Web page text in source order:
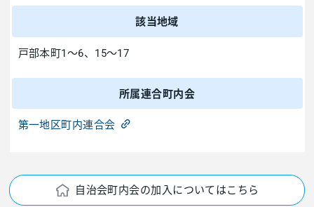
該当地域
戸部本町1～6、15～17
所属連合町内会
第一地区町内連合会
自治会町内会の加入についてはこちら